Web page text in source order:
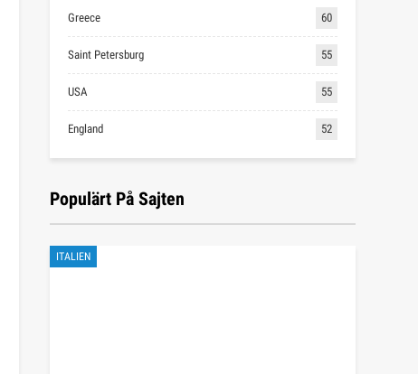
Greece 60
Saint Petersburg 55
USA 55
England 52
Populärt På Sajten
ITALIEN